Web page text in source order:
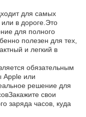
для самых
в дороге.Это
для полного
полезен для тех,
и легкий в
обязательным
Apple или
решение для
свои
заряда часов, куда